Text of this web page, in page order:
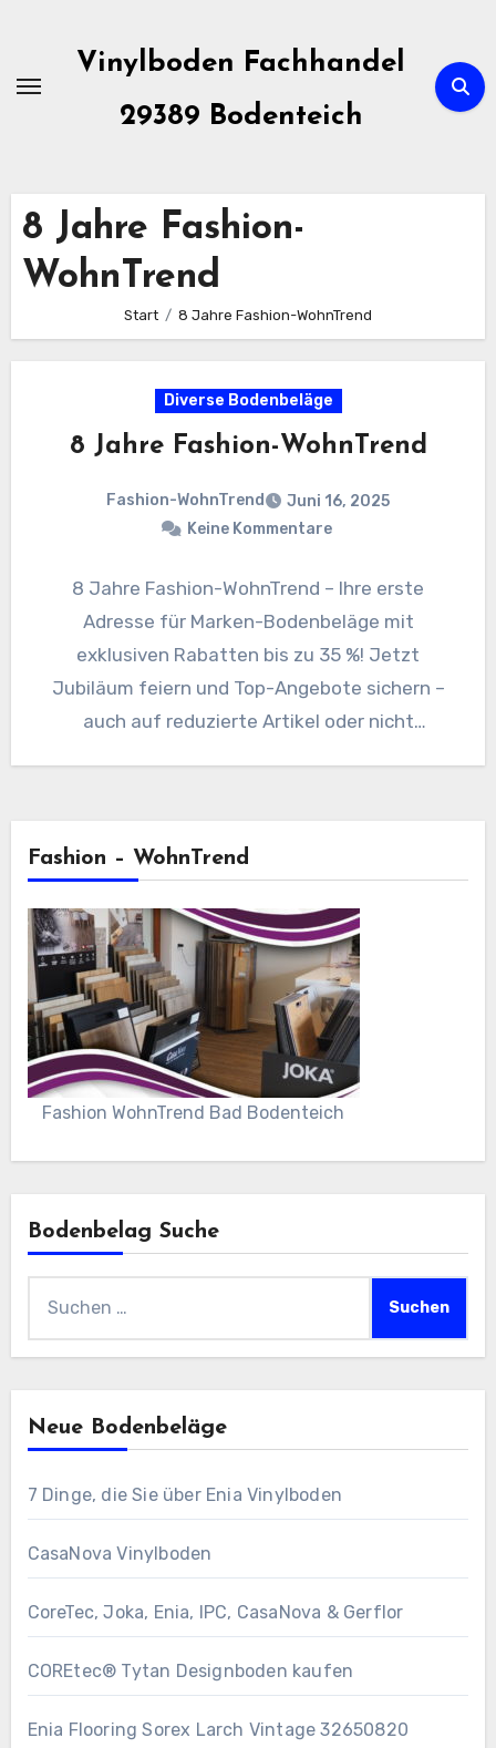
springen
Vinylboden Fachhandel
29389 Bodenteich
8 Jahre Fashion-
WohnTrend
Start 8 Jahre Fashion-WohnTrend
Diverse Bodenbeläge
8 Jahre Fashion-WohnTrend
Fashion-WohnTrend
Juni 16, 2025
Keine Kommentare
8 Jahre Fashion-WohnTrend – Ihre erste
Adresse für Marken-Bodenbeläge mit
exklusiven Rabatten bis zu 35 %! Jetzt
Jubiläum feiern und Top-Angebote sichern –
auch auf reduzierte Artikel oder nicht
Fashion – WohnTrend
Fashion WohnTrend Bad Bodenteich
Bodenbelag Suche
nach:
Neue Bodenbeläge
7 Dinge, die Sie über Enia Vinylboden
CasaNova Vinylboden
CoreTec, Joka, Enia, IPC, CasaNova & Gerflor
COREtec® Tytan Designboden kaufen
Enia Flooring Sorex ​Larch Vintage 32650820